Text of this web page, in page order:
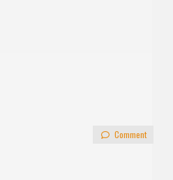
Comment